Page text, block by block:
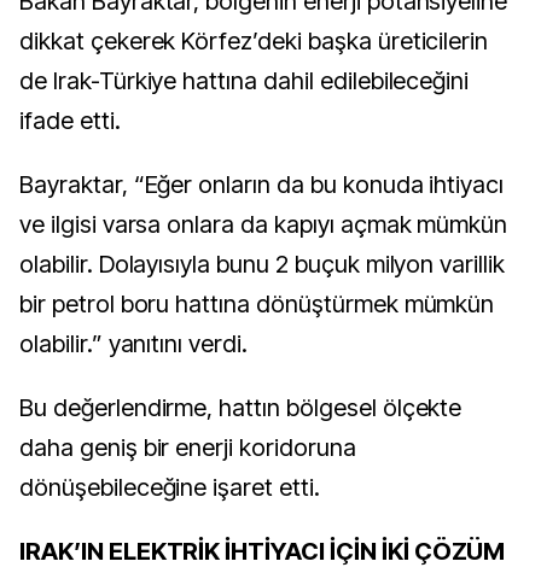
dikkat çekerek Körfez’deki başka üreticilerin
de Irak-Türkiye hattına dahil edilebileceğini
ifade etti.
Bayraktar, “Eğer onların da bu konuda ihtiyacı
ve ilgisi varsa onlara da kapıyı açmak mümkün
olabilir. Dolayısıyla bunu 2 buçuk milyon varillik
bir petrol boru hattına dönüştürmek mümkün
olabilir.” yanıtını verdi.
Bu değerlendirme, hattın bölgesel ölçekte
daha geniş bir enerji koridoruna
dönüşebileceğine işaret etti.
IRAK’IN ELEKTRİK İHTİYACI İÇİN İKİ ÇÖZÜM